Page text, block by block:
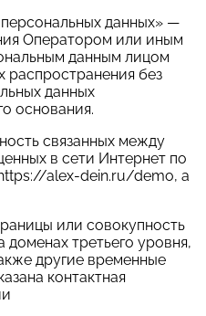
данных» —
Оператором или иным
данным лицом
распространения без
данных
основания.
связанных между
в сети Интернет по
alex-dein.ru/demo, а
или совокупность
третьего уровня,
другие временные
контактная